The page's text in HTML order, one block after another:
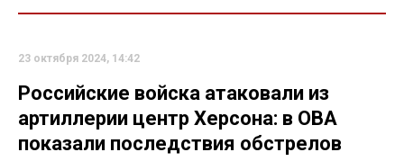
23 октября 2024, 14:42
Российские войска атаковали из
артиллерии центр Херсона: в ОВА
показали последствия обстрелов